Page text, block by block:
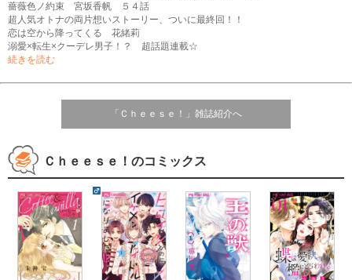
薔薇色ノ約束 宮坂香帆 ５４話
超人気オトナの両片想いストーリー、ついに最終回！！
恋は空から降ってくる 花緒莉
溺愛×転生×クーデレ男子！？ 超話題連載☆
やり直し愛犬は今世も恋する 広中あん （ｖｏｌ．９）
巫の婿探し 川上ちひろ 第１１話
新展開突入で話題沸騰中！！ 大人気連載、巻中カラー！！
恋になるとは聞いてない 桃川紗奈 （ｓｔｕｄｙ １４ 抱かないルール）
大反響！！ こじらせ仙女×一途男子の中華的ファンタジー！！
あざとい攻めは止まらない！？ 超話題の“あざとラブ”連載！！
えっちな顔をもう一度見たい！ 花丸ぺこ （第４話）
誇り高き令嬢×口が悪い敏腕護衛のラブバトル！！
銃と白百合 朝田とも ［第３話］
大好評につき再々登場！ ミステリアスよみきり！！
時間泥棒 Ｆｕｍｉ ～もう一人の時間泥棒～
恋落ち沼落ちショートストーリー・
春花くんは、沼でした。 藤田すてふぁにー
Ｃｈｅｅｓｅ！９月号
フラワーコミックス
続きを読む
「Ｃｈｅｅｓｅ！」雑誌紹介へ
Ｃｈｅｅｓｅ！のコミックス